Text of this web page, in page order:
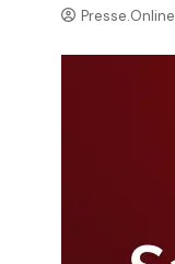
Presse.Online